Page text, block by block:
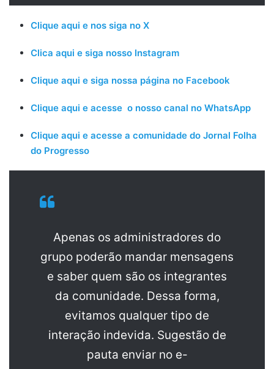
Clique aqui e nos siga no X
Clica aqui e siga nosso Instagram
Clique aqui e siga nossa página no Facebook
Clique aqui e acesse o nosso canal no WhatsApp
Clique aqui e acesse a comunidade do Jornal Folha
do Progresso
Apenas os administradores do
grupo poderão mandar mensagens
e saber quem são os integrantes
da comunidade. Dessa forma,
evitamos qualquer tipo de
interação indevida. Sugestão de
pauta enviar no e-